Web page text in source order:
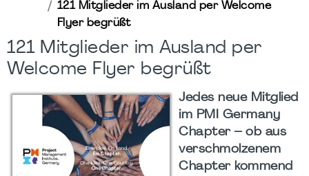
121 Mitglieder im Ausland per Welcome
Flyer begrüßt
121 Mitglieder im Ausland per
Welcome Flyer begrüßt
Jedes neue Mitglied
im PMI Germany
Chapter – ob aus
verschmolzenem
Chapter kommend